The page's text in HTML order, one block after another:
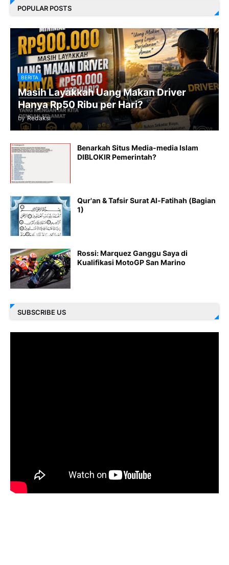
POPULAR POSTS
BERITA
Masih Layakkah Uang Makan Driver
Hanya Rp50 Ribu per Hari?
by Redaksi
Benarkah Situs Media-media Islam
DIBLOKIR Pemerintah?
Qur'an & Tafsir Surat Al-Fatihah (Bagian
1)
Rossi: Marquez Ganggu Saya di
Kualifikasi MotoGP San Marino
SUBSCRIBE US